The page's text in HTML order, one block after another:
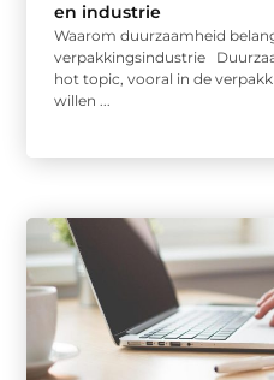
en industrie
Waarom duurzaamheid
verpakkingsindustrie
hot topic, vooral in de
willen ...